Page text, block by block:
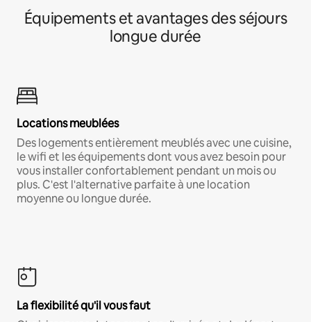
Équipements et avantages des séjours
longue durée
Locations meublées
Des logements entièrement meublés avec une cuisine,
le wifi et les équipements dont vous avez besoin pour
vous installer confortablement pendant un mois ou
plus. C'est l'alternative parfaite à une location
moyenne ou longue durée.
La flexibilité qu'il vous faut